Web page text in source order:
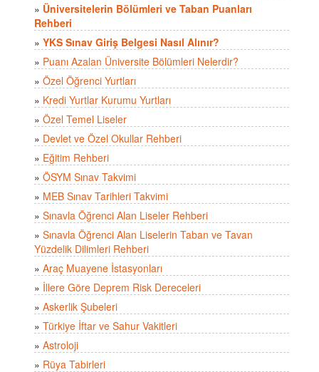
» Üniversitelerin Bölümleri ve Taban Puanları
Rehberi
» YKS Sınav Giriş Belgesi Nasıl Alınır?
» Puanı Azalan Üniversite Bölümleri Nelerdir?
» Özel Öğrenci Yurtları
» Kredi Yurtlar Kurumu Yurtları
» Özel Temel Liseler
» Devlet ve Özel Okullar Rehberi
» Eğitim Rehberi
» ÖSYM Sınav Takvimi
» MEB Sınav Tarihleri Takvimi
» Sınavla Öğrenci Alan Liseler Rehberi
» Sınavla Öğrenci Alan Liselerin Taban ve Tavan
Yüzdelik Dilimleri Rehberi
» Araç Muayene İstasyonları
» İllere Göre Deprem Risk Dereceleri
» Askerlik Şubeleri
» Türkiye İftar ve Sahur Vakitleri
» Astroloji
» Rüya Tabirleri